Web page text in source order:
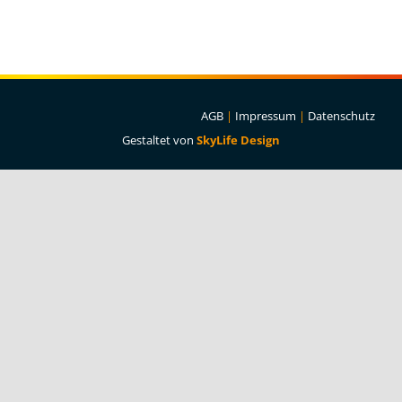
Projekte & Lösungen
AGB | Impressum | Datenschutz
Gestaltet von SkyLife Design